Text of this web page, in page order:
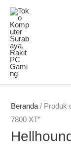
Lewati
konten
Beranda / Produk
7800 XT”